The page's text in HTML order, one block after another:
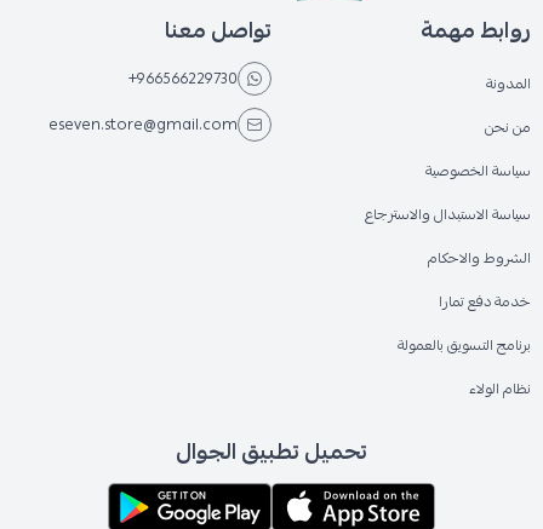
روابط مهمة
المدونة
من نحن
سياسة الخصوصية
سياسة الاستبدال والاسترجاع
الشروط والاحكام
خدمة دفع تمارا
برنامج التسويق بالعمولة
نظام الولاء
تواصل معنا
+966566229730
eseven.store@gmail.com
تحميل تطبيق الجوال